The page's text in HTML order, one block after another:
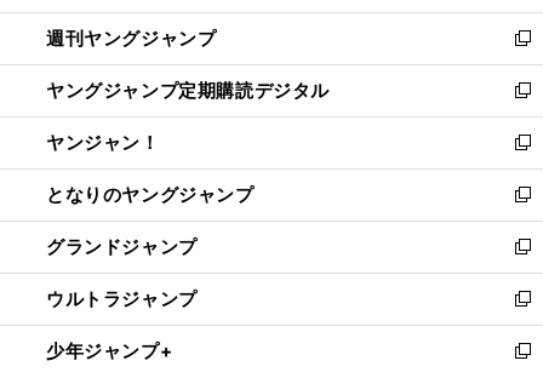
開
く
ウ
で
開
く
ン
ド
ウ
で
開
く
ウ
ィ
ン
ド
ウ
で
開
く
週刊ヤングジャンプ
新
し
い
ウ
ィ
ン
ド
ウ
で
開
く
ヤングジャンプ定期購読デジタル
新
し
い
ウ
ィ
ン
ド
ウ
で
開
く
ヤンジャン！
新
し
い
ウ
ィ
ン
ド
ウ
で
となりのヤングジャンプ
新
し
い
ウ
ィ
ン
ド
グランドジャンプ
新
し
い
ウ
ィ
ウルトラジャンプ
新
し
い
少年ジャンプ+
新